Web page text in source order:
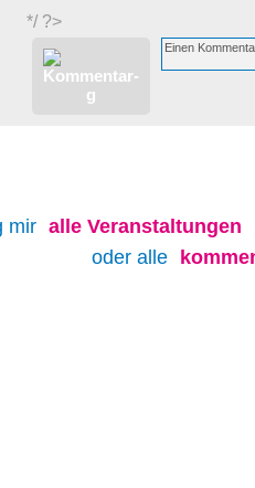
*/ ?>
mir alle Veranstaltungen
oder alle